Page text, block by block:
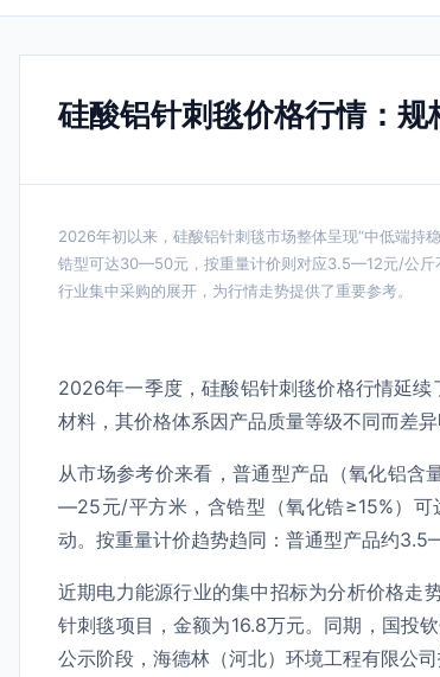
硅酸铝针刺毯价格行情：
2026年初以来，硅酸铝针刺毯市场整体呈现“中低端
锆型可达30—50元，按重量计价则对应3.5—12元/公斤
行业集中采购的展开，为行情走势提供了重要参考。
2026年一季度，硅酸铝针刺毯价格行情延
材料，其价格体系因产品质量等级不同而差异
从市场参考价来看，普通型产品（氧化铝
—25元/平方米，含锆型（氧化锆≥15%）
动。按重量计价趋势趋同：普通型产品约
近期电力能源行业的集中招标为分析价格走
针刺毯项目，金额为16.8万元。同期，国投
公示阶段，海德林（河北）环境工程有限公